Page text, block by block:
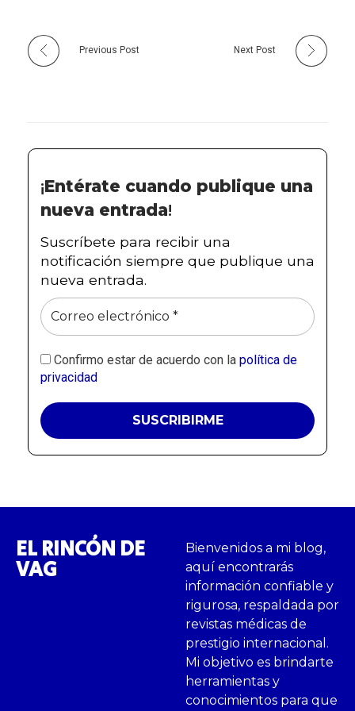
Previous Post Next Post
¡Entérate cuando publique una
nueva entrada!
Suscríbete para recibir una
notificación siempre que publique una
nueva entrada.
Confirmo estar de acuerdo con la política de
privacidad
EL RINCÓN DE
VAG
Bienvenidos a mi blog,
aquí encontrarás
información confiable y
rigurosa, respaldada por
revistas médicas de
prestigio internacional.
Mi objetivo es brindarte
herramientas y
conocimientos para que